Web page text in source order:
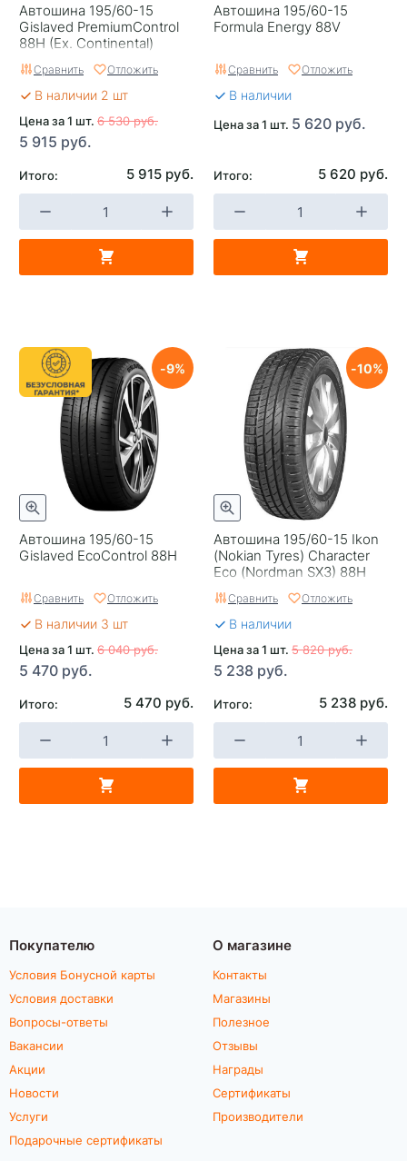
Гарантия
Hakka Guarantee
Автошина 195/60-15
Gislaved PremiumControl
88H (Ex. Continental)
Сравнить Отложить
В наличии 2 шт
Цена за 1 шт. 6 530 руб.
5 915 руб.
Итого: 5 915 руб.
Автошина 195/60-15
Formula Energy 88V
Сравнить Отложить
В наличии
Цена за 1 шт. 5 620 руб.
Итого: 5 620 руб.
Автошина 195/60-15
Gislaved EcoControl 88H
9
Сравнить Отложить
В наличии 3 шт
Цена за 1 шт. 6 040 руб.
5 470 руб.
Итого: 5 470 руб.
Автошина 195/60-15 Ikon
(Nokian Tyres) Character
Eco (Nordman SX3) 88H
10
Сравнить Отложить
В наличии
Цена за 1 шт. 5 820 руб.
5 238 руб.
Итого: 5 238 руб.
Покупателю
Условия Бонусной карты
Условия доставки
Вопросы-ответы
Вакансии
Акции
Новости
Услуги
Подарочные сертификаты
О магазине
Контакты
Магазины
Полезное
Отзывы
Награды
Сертификаты
Производители